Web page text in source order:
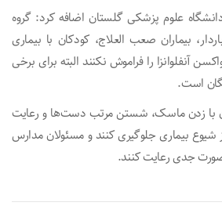
علوم پزشکی گلستان اضافه کرد: گروه
بیماران صعب العلاج، کودکان با بیماری
آنفلوانزا را فراموش نکنند البته برای برخی
است.
با زدن ماسک، شستن مرتب دست‌ها و رعایت
شیوع بیماری جلوگیری کنند و مسئولان مدارس
جدی رعایت کنند.